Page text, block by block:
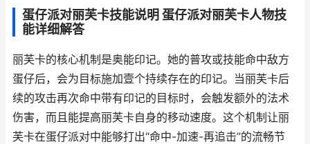
蛋仔派对丽芙卡技能说明 蛋仔派对丽芙卡人物技
能详细解答
丽芙卡的核心机制是奥能印记。她的普攻或技能命中敌方
蛋仔后，会为目标施加壹个持续存在的印记。当丽芙卡后
续的攻击再次命中带有印记的目标时，会触发额外的法术
伤害，而且能提高丽芙卡自身的移动速度。这个机制让丽
芙卡在蛋仔派对中能够打出“命中-加速-再追击”的流畅节